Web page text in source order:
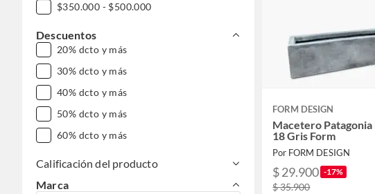
$350.000 - $500.000
Descuentos
20% dcto y más
30% dcto y más
40% dcto y más
50% dcto y más
60% dcto y más
Calificación del producto
Marca
FORM DESIGN
Macetero Patagonia
18 Gris Form
Por FORM DESIGN
$ 29.900 -17%
$ 35.900